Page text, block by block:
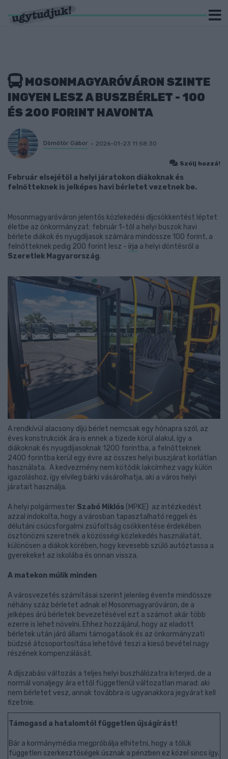
MOSONMAGYARÓVÁRON SZINTE
INGYEN LESZ A BUSZBÉRLET - 100
ÉS 200 FORINT HAVONTA
Dömötör Gábor 2026-01-23 11:58:30
Szólj hozzá!
Február elsejétől a helyi járatokon diákoknak és
felnőtteknek is jelképes havi bérletet vezetnek be.
Mosonmagyaróváron jelentős közlekedési díjcsökkentést léptet
életbe az önkormányzat: február 1-től a helyi buszok havi
bérlete diákok és nyugdíjasok számára mindössze 100 forint, a
felnőtteknek pedig 200 forint lesz - írja a helyi döntésről a
Szeretlek Magyarország.
A rendkívül alacsony díjú bérlet nemcsak egy hónapra szól, az
éves konstrukciók ára is ennek a tizede körül alakul, így a
diákoknak és nyugdíjasoknak 1200 forintba, a felnőtteknek
2400 forintba kerül egy évre az összes helyi buszjárat korlátlan
használata. A kedvezmény nem kötődik lakcímhez vagy külön
igazoláshoz, így elvileg bárki vásárolhatja, aki a város helyi
járatait használja.
A helyi polgármester Szabó Miklós (MPKE) az intézkedést
azzal indokolta, hogy a városban tapasztalható reggeli és
délutáni csúcsforgalmi zsúfoltság csökkentése érdekében
ösztönözni szeretnék a közösségi közlekedés használatát,
különösen a diákok körében, hogy kevesebb szülő autóztassa a
gyerekeket az iskolába és onnan vissza.
A matekon múlik minden
A városvezetés számításai szerint jelenleg évente mindössze
néhány száz bérletet adnak el Mosonmagyaróváron, de a
jelképes árú bérletek bevezetésével ezt a számot akár több
ezerre is lehet növelni. Ehhez hozzájárul, hogy az eladott
bérletek után járó állami támogatások és az önkormányzati
büdzsé átcsoportosítása lehetővé teszi a kieső bevétel nagy
részének kompenzálását.
A díjszabási változás a teljes helyi buszhálózatra kiterjed, de a
normál vonaljegy ára ettől függetlenül változatlan marad: aki
nem bérletet vesz, annak továbbra is ugyanakkora jegyárat kell
fizetnie.
Támogasd a hatalomtól független újságírást!
Bár a kormánymédia megpróbálja elhitetni, hogy a tőlük
független szerkesztőségek úsznak a pénzben ez közel sincs így.